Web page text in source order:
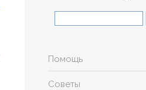
Помощь
Советы